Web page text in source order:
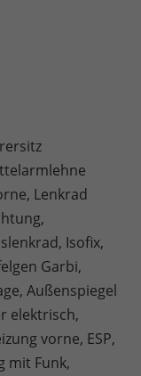
Lenkrad
Isofix,
Garbi,
Außenspiegel
elektrisch,
vorne, ESP,
mit Funk,